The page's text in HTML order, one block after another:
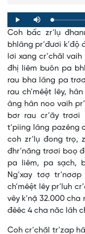
Play Mute Loaded:
0%
Progress:
0%
Coh bấc zr’lụ
bhlâng pr’đươi
lơi xang cr’chăl
đhị liêm buôn pa
rau bha lâng pa
rau ch’mêệt lêy,
âng hân noo vaih
bơr rau cr’ăy
t’piing lâng pazêng
coh zr’lụ đong trọ,
đhr’năng trơơi boọ
pa liêm, pa sạch,
Ng’xay tơợ
ch’mêệt lêy pr’luh
vêy k’nặ 32.000 cha
đêêc 4 cha năc lâh
Coh cr’chăl tr’zap